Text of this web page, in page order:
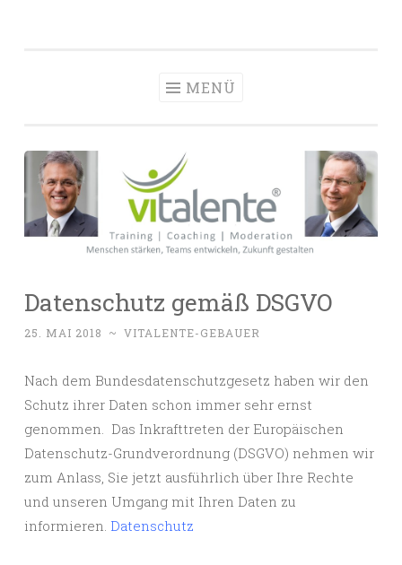
MENÜ
Datenschutz gemäß DSGVO
25. MAI 2018 ~ VITALENTE-GEBAUER
Nach dem Bundesdatenschutzgesetz haben wir den
Schutz ihrer Daten schon immer sehr ernst
genommen. Das Inkrafttreten der Europäischen
Datenschutz-Grundverordnung (DSGVO) nehmen wir
zum Anlass, Sie jetzt ausführlich über Ihre Rechte
und unseren Umgang mit Ihren Daten zu
informieren. Datenschutz